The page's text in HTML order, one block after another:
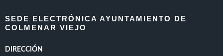
SEDE ELECTRÓNICA AYUNTAMIENTO DE
COLMENAR VIEJO
DIRECCIÓN